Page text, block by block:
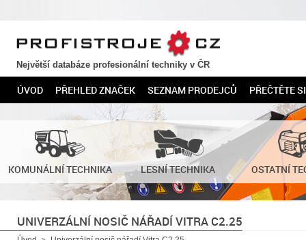
PROFISTROJE.CZ
Největší databáze profesionální techniky v ČR
ÚVOD PŘEHLED ZNAČEK SEZNAM PRODEJCŮ PŘEČTĚTE SI
KOMUNÁLNÍ TECHNIKA LESNÍ TECHNIKA OSTATNÍ
UNIVERZÁLNÍ NOSIČ NÁŘADÍ VITRA C2.25